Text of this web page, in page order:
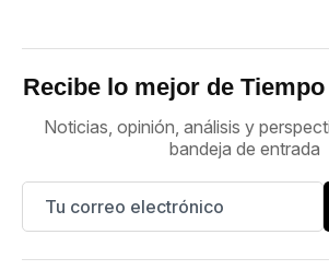
Recibe lo mejor de
Noticias, opinión, análisis y
bandeja de entrada